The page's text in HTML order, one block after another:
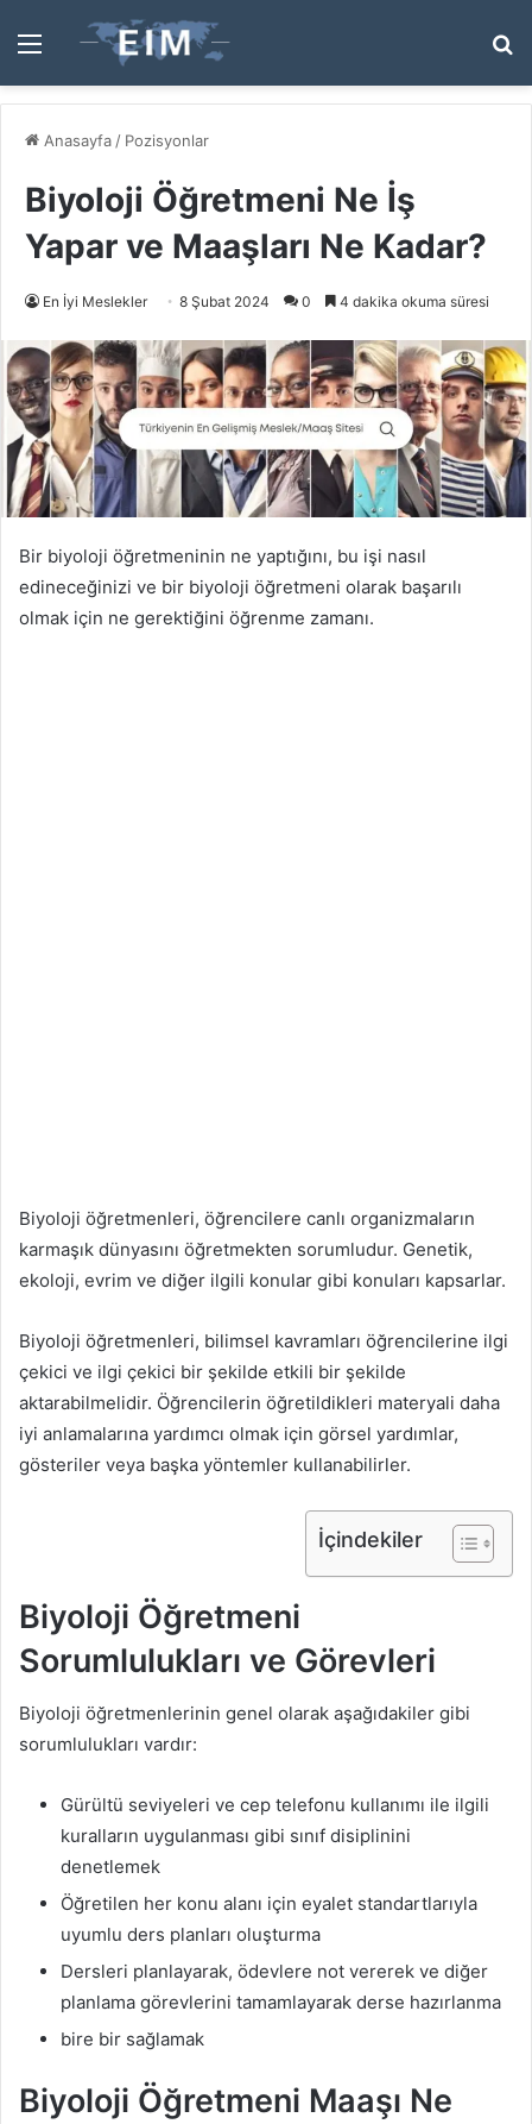
Menü
...
Anasayfa / Pozisyonlar
Biyoloji Öğretmeni Ne İş
Yapar ve Maaşları Ne Kadar?
En İyi Meslekler 8 Şubat 2024 0 4 dakika okuma süresi
Bir biyoloji öğretmeninin ne yaptığını, bu işi nasıl
edineceğinizi ve bir biyoloji öğretmeni olarak başarılı
olmak için ne gerektiğini öğrenme zamanı.
Biyoloji öğretmenleri, öğrencilere canlı organizmaların
karmaşık dünyasını öğretmekten sorumludur. Genetik,
ekoloji, evrim ve diğer ilgili konular gibi konuları kapsarlar.
Biyoloji öğretmenleri, bilimsel kavramları öğrencilerine ilgi
çekici ve ilgi çekici bir şekilde etkili bir şekilde
aktarabilmelidir. Öğrencilerin öğretildikleri materyali daha
iyi anlamalarına yardımcı olmak için görsel yardımlar,
gösteriler veya başka yöntemler kullanabilirler.
İçindekiler
Biyoloji Öğretmeni
Sorumlulukları ve Görevleri
Biyoloji öğretmenlerinin genel olarak aşağıdakiler gibi
sorumlulukları vardır:
Gürültü seviyeleri ve cep telefonu kullanımı ile ilgili
kuralların uygulanması gibi sınıf disiplinini
denetlemek
Öğretilen her konu alanı için eyalet standartlarıyla
uyumlu ders planları oluşturma
Dersleri planlayarak, ödevlere not vererek ve diğer
planlama görevlerini tamamlayarak derse hazırlanma
bire bir sağlamak
Biyoloji Öğretmeni Maaşı Ne